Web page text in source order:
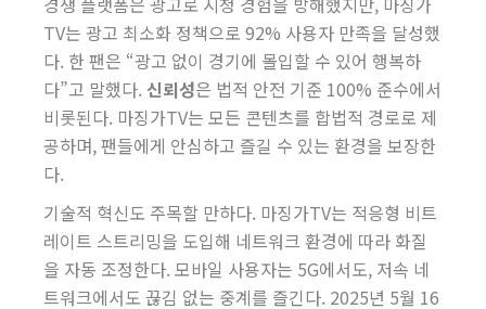
TV는 광고 최소화 정책으로 92% 사용자 만족을 달성했
다. 한 팬은 “광고 없이 경기에 몰입할 수 있어 행복하
다”고 말했다.신뢰성은 법적 안전 기준 100% 준수에서
비롯된다. 마징가TV는 모든 콘텐츠를 합법적 경로로 제
공하며, 팬들에게 안심하고 즐길 수 있는 환경을 보장한
다.
기술적 혁신도 주목할 만하다. 마징가TV는 적응형 비트
레이트 스트리밍을 도입해 네트워크 환경에 따라 화질
을 자동 조정한다. 모바일 사용자는 5G에서도, 저속 네
트워크에서도 끊김 없는 중계를 즐긴다. 2025년 5월 16